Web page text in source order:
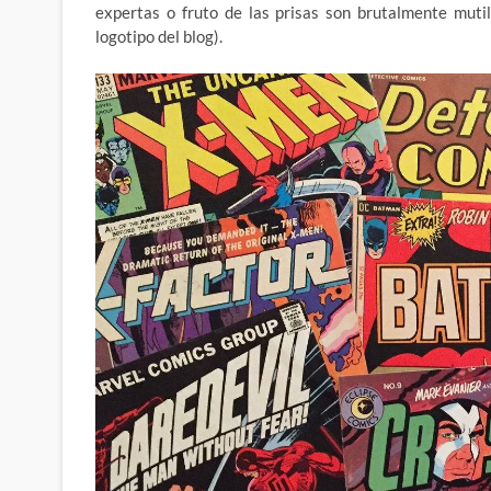
expertas o fruto de las prisas son brutalmente
logotipo del blog).